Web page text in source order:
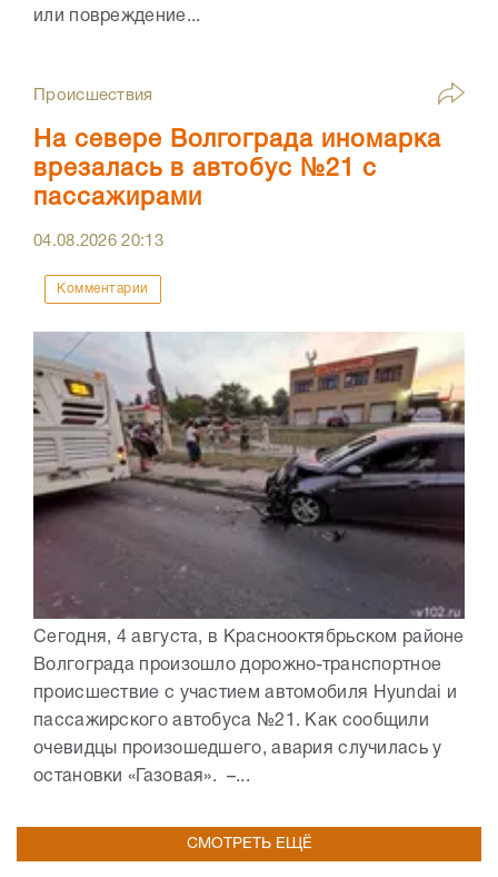
или повреждение...
Происшествия
На севере Волгограда иномарка
врезалась в автобус №21 с
пассажирами
04.08.202620:13
Комментарии
Сегодня, 4 августа, в Краснооктябрьском районе
Волгограда произошло дорожно-транспортное
происшествие с участием автомобиля Hyundai и
пассажирского автобуса №21. Как сообщили
очевидцы произошедшего, авария случилась у
остановки «Газовая». –...
СМОТРЕТЬ ЕЩЁ